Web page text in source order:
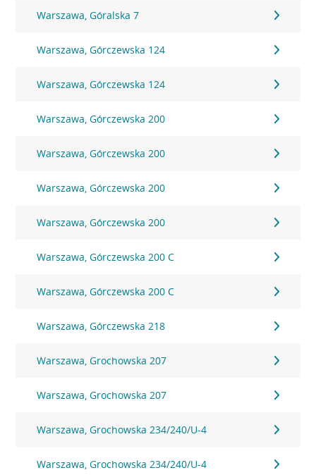
Warszawa, Góralska 7
Warszawa, Górczewska 124
Warszawa, Górczewska 124
Warszawa, Górczewska 200
Warszawa, Górczewska 200
Warszawa, Górczewska 200
Warszawa, Górczewska 200
Warszawa, Górczewska 200 C
Warszawa, Górczewska 200 C
Warszawa, Górczewska 218
Warszawa, Grochowska 207
Warszawa, Grochowska 207
Warszawa, Grochowska 234/240/U-4
Warszawa, Grochowska 234/240/U-4